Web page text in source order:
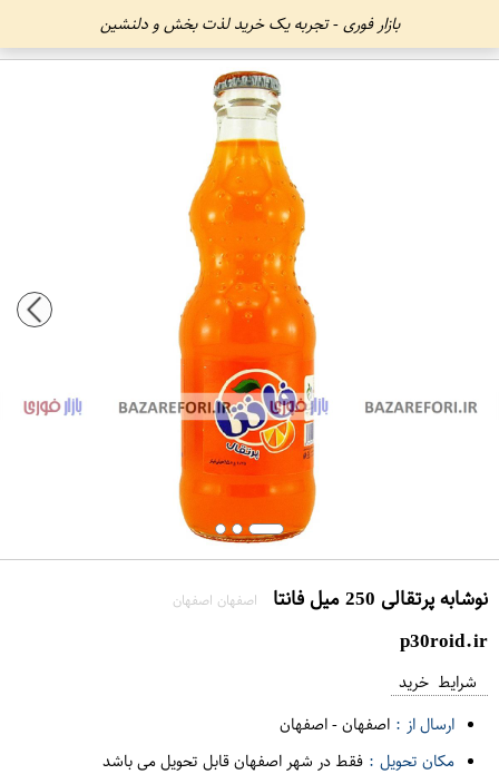
بازار فوری - تجربه یک خرید لذت بخش و دلنشین
نوشابه پرتقالی 250 میل فانتا اصفهان اصفهان
p30roid.ir
شرایط خرید
ارسال از : اصفهان-اصفهان
مکان تحویل : فقط در شهر اصفهان قابل تحویل می باشد